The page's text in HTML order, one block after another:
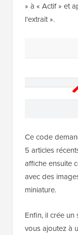
» à « Actif » et
l'extrait ».
Ce code
5 articles
affiche ensuite
avec des
miniature.
Enfin, il crée
vous ajoutez à